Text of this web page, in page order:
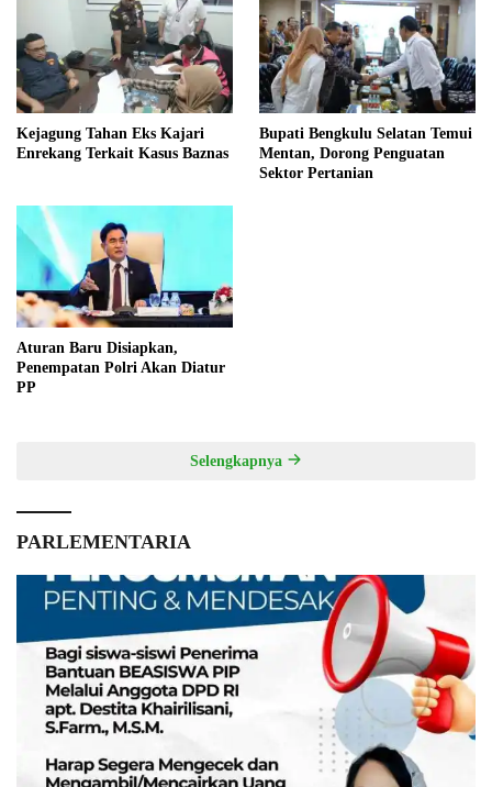
Kejagung Tahan Eks Kajari
Enrekang Terkait Kasus Baznas
Bupati Bengkulu Selatan Temui
Mentan, Dorong Penguatan
Sektor Pertanian
Aturan Baru Disiapkan,
Penempatan Polri Akan Diatur
PP
Selengkapnya
PARLEMENTARIA